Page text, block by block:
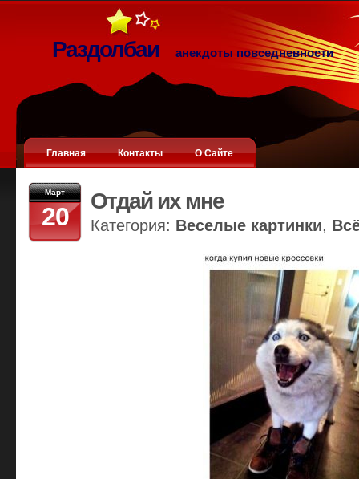
Раздолбаи анекдоты повседневности
Главная Контакты О Сайте
Март
20
Отдай их мне
Категория: Веселые картинки,